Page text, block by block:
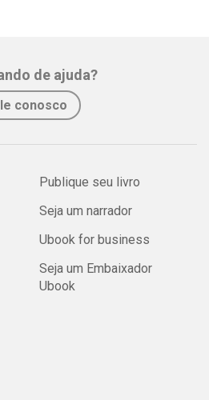
de ajuda?
conosco
Publique seu livro
Seja um narrador
Ubook for business
Seja um Embaixador
Ubook